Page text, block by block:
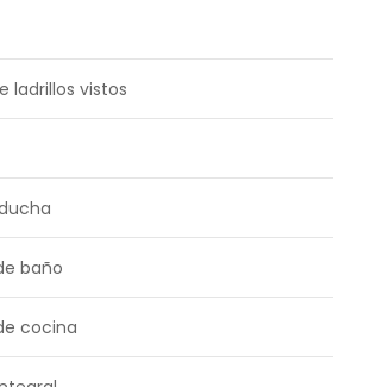
ladrillos vistos
baño
cocina